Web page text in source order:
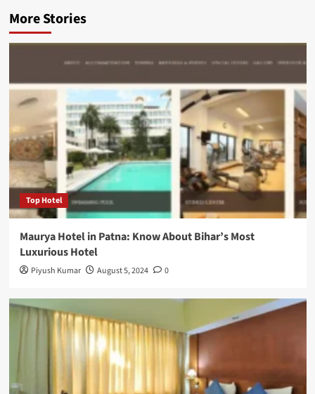
More Stories
Top Hotel
Maurya Hotel in Patna: Know About Bihar’s Most
Luxurious Hotel
Piyush Kumar August 5, 2024 0